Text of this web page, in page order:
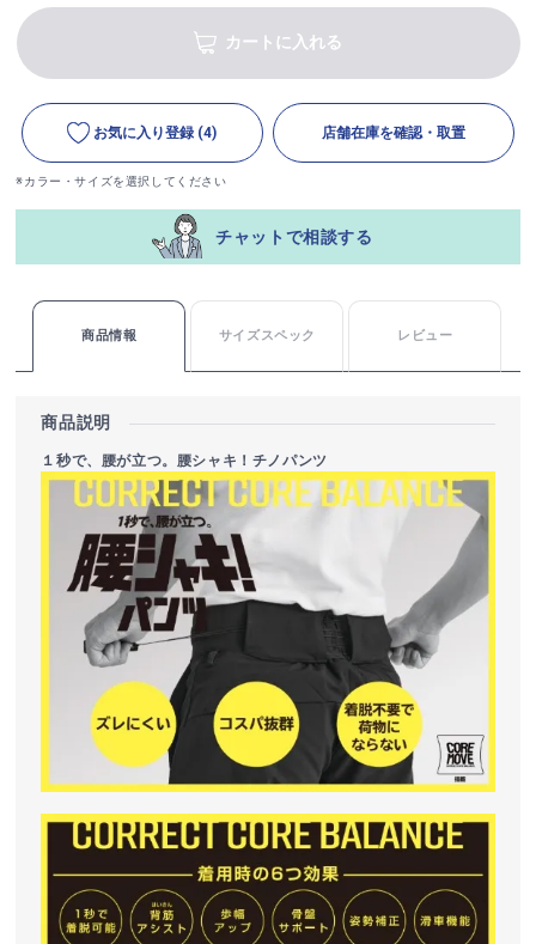
カートに入れる
お気に入り登録 (4) 店舗在庫を確認・取置
※カラー・サイズを選択してください
チャットで相談する
商品情報 サイズスペック レビュー
商品説明
１秒で、腰が立つ。腰シャキ！チノパンツ